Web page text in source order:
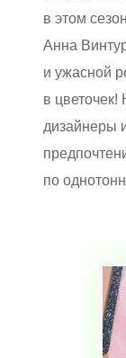
в этом
Анна
и ужасной
в цветочек!
дизайнеры
по